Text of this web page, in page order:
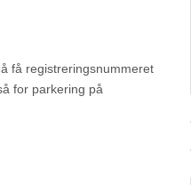
få registreringsnummeret
for parkering på